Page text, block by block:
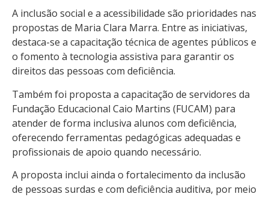
A inclusão social e a acessibilidade são prioridades nas
propostas de Maria Clara Marra. Entre as iniciativas,
destaca-se a capacitação técnica de agentes públicos e
o fomento à tecnologia assistiva para garantir os
direitos das pessoas com deficiência.
Também foi proposta a capacitação de servidores da
Fundação Educacional Caio Martins (FUCAM) para
atender de forma inclusiva alunos com deficiência,
oferecendo ferramentas pedagógicas adequadas e
profissionais de apoio quando necessário.
A proposta inclui ainda o fortalecimento da inclusão
de pessoas surdas e com deficiência auditiva, por meio